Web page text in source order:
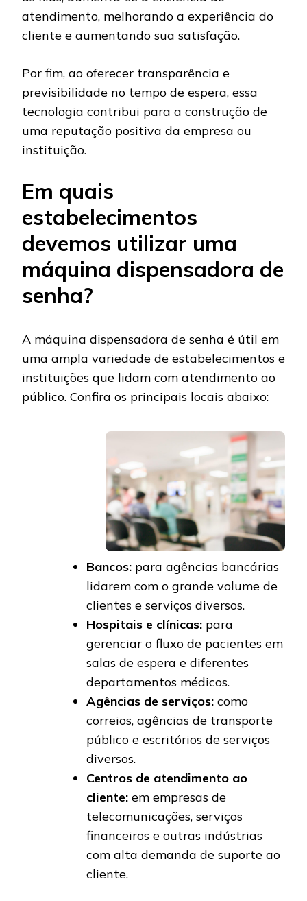
atendimento, melhorando a experiência do
cliente e aumentando sua satisfação.
Por fim, ao oferecer transparência e
previsibilidade no tempo de espera, essa
tecnologia contribui para a construção de
uma reputação positiva da empresa ou
instituição.
Em quais
estabelecimentos
devemos utilizar uma
máquina dispensadora de
senha?
A máquina dispensadora de senha é útil em
uma ampla variedade de estabelecimentos e
instituições que lidam com atendimento ao
público. Confira os principais locais abaixo:
Bancos: para agências bancárias
lidarem com o grande volume de
clientes e serviços diversos.
Hospitais e clínicas: para
gerenciar o fluxo de pacientes em
salas de espera e diferentes
departamentos médicos.
Agências de serviços: como
correios, agências de transporte
público e escritórios de serviços
diversos.
Centros de atendimento ao
cliente: em empresas de
telecomunicações, serviços
financeiros e outras indústrias
com alta demanda de suporte ao
cliente.